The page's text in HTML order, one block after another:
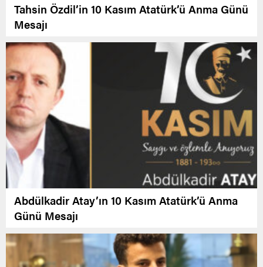
Tahsin Özdil’in 10 Kasım Atatürk’ü Anma Günü
Mesajı
Abdülkadir Atay’ın 10 Kasım Atatürk’ü Anma
Günü Mesajı